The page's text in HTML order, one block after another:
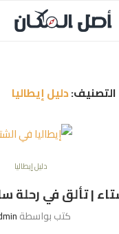
التصنيف:دليل إيطاليا
دليل إيطاليا
| تألق في رحلة
كتب بواسطة